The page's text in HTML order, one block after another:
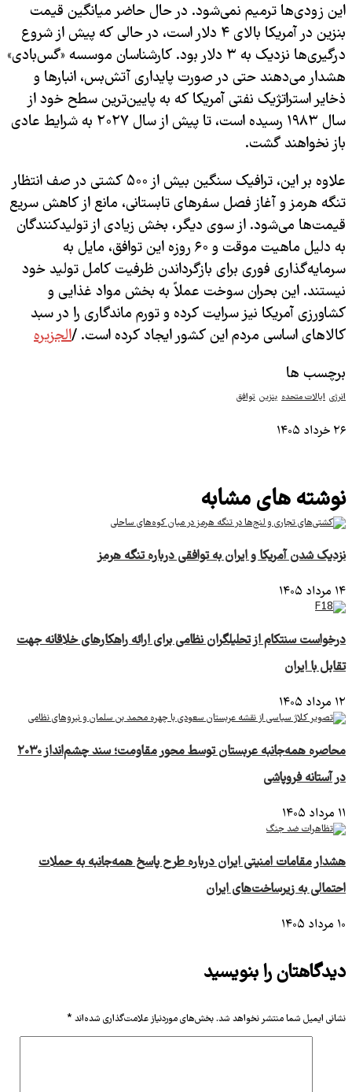
این زودی‌ها ترمیم نمی‌شود. در حال حاضر میانگین قیمت
بنزین در آمریکا بالای ۴ دلار است، در حالی که پیش از شروع
درگیری‌ها نزدیک به ۳ دلار بود. کارشناسان موسسه «گس‌بادی»
هشدار می‌دهند حتی در صورت پایداری آتش‌بس، انبارها و
ذخایر استراتژیک نفتی آمریکا که به پایین‌ترین سطح خود از
سال ۱۹۸۳ رسیده است، تا پیش از سال ۲۰۲۷ به شرایط عادی
باز نخواهند گشت.
علاوه بر این، ترافیک سنگین بیش از ۵۰۰ کشتی در صف انتظار
تنگه هرمز و آغاز فصل سفرهای تابستانی، مانع از کاهش سریع
قیمت‌ها می‌شود. از سوی دیگر، بخش زیادی از تولیدکنندگان
به دلیل ماهیت موقت و ۶۰ روزه این توافق، مایل به
سرمایه‌گذاری فوری برای بازگرداندن ظرفیت کامل تولید خود
نیستند. این بحران سوخت عملاً به بخش مواد غذایی و
کشاورزی آمریکا نیز سرایت کرده و تورم ماندگاری را در سبد
کالاهای اساسی مردم این کشور ایجاد کرده است. /الجزیره
برچسب ها
انرژی ایالات ‌متحده بنزین توافق
۲۶ خرداد ۱۴۰۵
نوشته های مشابه
نزدیک شدن آمریکا و ایران به توافقی درباره تنگه هرمز
۱۴ مرداد ۱۴۰۵
درخواست سنتکام از تحلیلگران نظامی برای ارائه راهکارهای خلاقانه جهت
تقابل با ایران
۱۲ مرداد ۱۴۰۵
محاصره همه‌جانبه عربستان توسط محور مقاومت؛ سند چشم‌انداز ۲۰۳۰
در آستانه فروپاشی
۱۱ مرداد ۱۴۰۵
هشدار مقامات امنیتی ایران درباره طرح پاسخ همه‌جانبه به حملات
احتمالی به زیرساخت‌های ایران
۱۰ مرداد ۱۴۰۵
دیدگاهتان را بنویسید
نشانی ایمیل شما منتشر نخواهد شد.بخش‌های موردنیاز علامت‌گذاری شده‌اند *